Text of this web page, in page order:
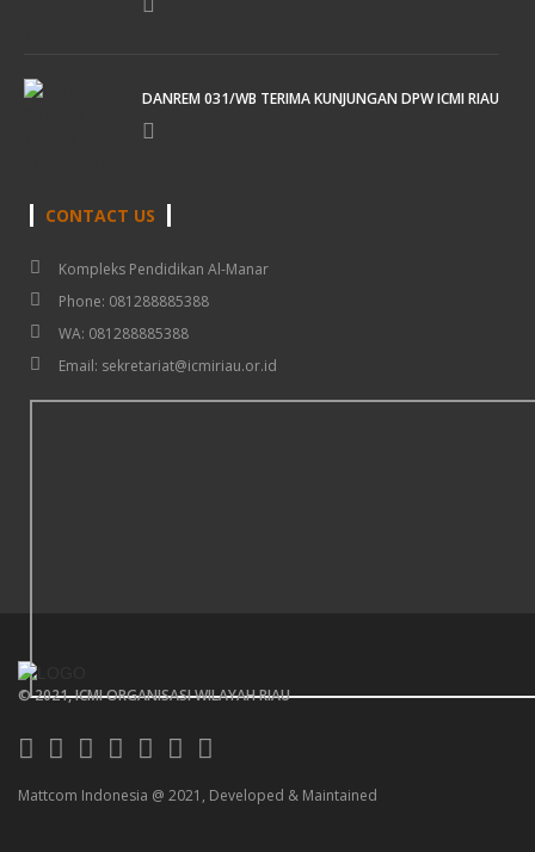
DANREM 031/WB TERIMA KUNJUNGAN DPW ICMI RIAU
CONTACT US
Kompleks Pendidikan Al-Manar
Phone: 081288885388
WA: 081288885388
Email: sekretariat@icmiriau.or.id
© 2021, ICMI ORGANISASI WILAYAH RIAU
Mattcom Indonesia @ 2021, Developed & Maintained